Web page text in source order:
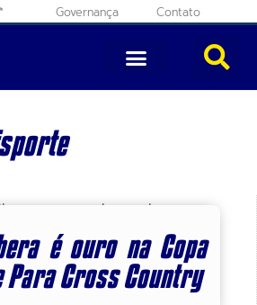
de ferramentas
Governança Contato
é ouro na Copa
Para Cross Country